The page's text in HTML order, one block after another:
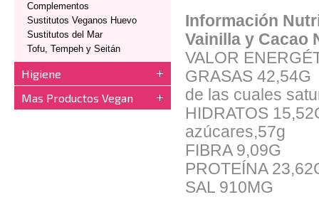
Complementos
Sustitutos Veganos Huevo
Sustitutos del Mar
Tofu, Tempeh y Seitán
Higiene
Mas Productos Vegan
Información
Vainilla y Cacao
VALOR
GRASAS 42,54G
de las cuales
HIDRATOS
azúcares,57g
FIBRA 9,09G
PROTEÍNA
SAL 910MG